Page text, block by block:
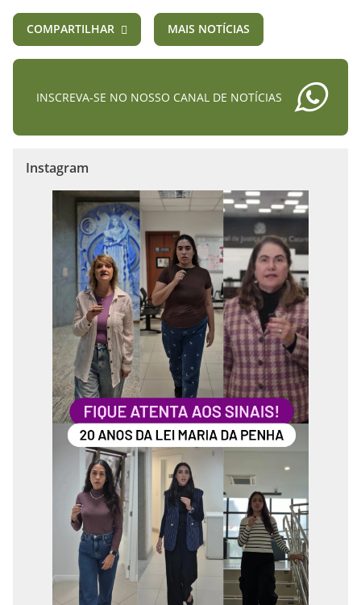
COMPARTILHAR MAIS NOTÍCIAS
INSCREVA-SE NO NOSSO CANAL DE NOTÍCIAS
Instagram